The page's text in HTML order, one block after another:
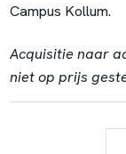
Campus Kollum.
Acquisitie naar
niet op prijs